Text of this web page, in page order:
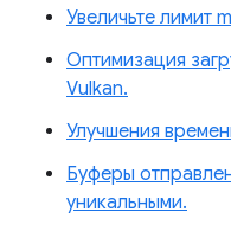
Увеличьте лимит
Оптимизация
Vulkan.
Улучшения
Буферы
уникальными.